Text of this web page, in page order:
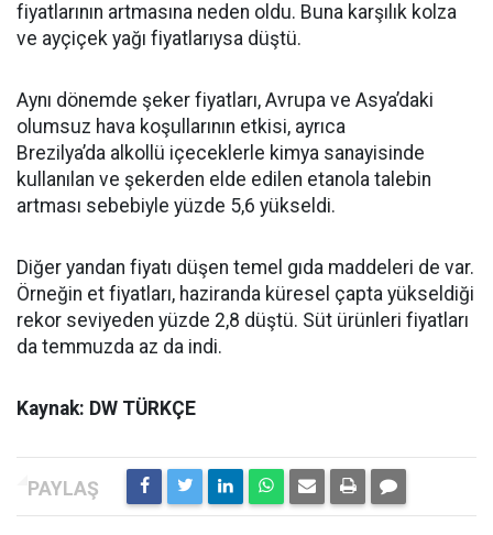
fiyatlarının artmasına neden oldu. Buna karşılık kolza
ve ayçiçek yağı fiyatlarıysa düştü.
Aynı dönemde şeker fiyatları, Avrupa ve Asya’daki
olumsuz hava koşullarının etkisi, ayrıca
Brezilya’da alkollü içeceklerle kimya sanayisinde
kullanılan ve şekerden elde edilen etanola talebin
artması sebebiyle yüzde 5,6 yükseldi.
Diğer yandan fiyatı düşen temel gıda maddeleri de var.
Örneğin et fiyatları, haziranda küresel çapta yükseldiği
rekor seviyeden yüzde 2,8 düştü. Süt ürünleri fiyatları
da temmuzda az da indi.
Kaynak: DW TÜRKÇE